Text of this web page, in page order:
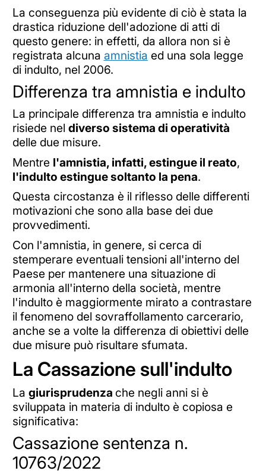
La conseguenza più evidente di ciò è stata la
drastica riduzione dell'adozione di atti di
questo genere: in effetti, da allora non si è
registrata alcuna amnistia ed una sola legge
di indulto, nel 2006.
Differenza tra amnistia e indulto
La principale differenza tra amnistia e indulto
risiede nel diverso sistema di operatività
delle due misure.
Mentre l'amnistia, infatti, estingue il reato,
l'indulto estingue soltanto la pena.
Questa circostanza è il riflesso delle differenti
motivazioni che sono alla base dei due
provvedimenti.
Con l'amnistia, in genere, si cerca di
stemperare eventuali tensioni all'interno del
Paese per mantenere una situazione di
armonia all'interno della società, mentre
l'indulto è maggiormente mirato a contrastare
il fenomeno del sovraffollamento carcerario,
anche se a volte la differenza di obiettivi delle
due misure può risultare sfumata.
La Cassazione sull'indulto
La giurisprudenza che negli anni si è
sviluppata in materia di indulto è copiosa e
significativa:
Cassazione sentenza n.
10763/2022